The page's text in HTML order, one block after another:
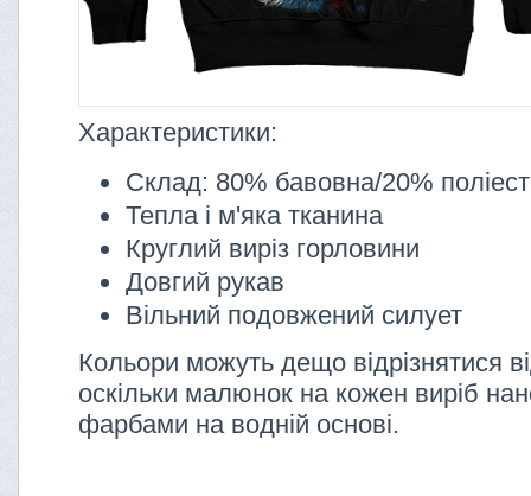
Характеристики:
Склад: 80% бавовна/20%
Тепла і м'яка тканина
Круглий виріз горловини
Довгий рукав
Вільний подовжений силует
Кольори можуть дещо відрізнятися
оскільки малюнок на кожен виріб
фарбами на водній основі.